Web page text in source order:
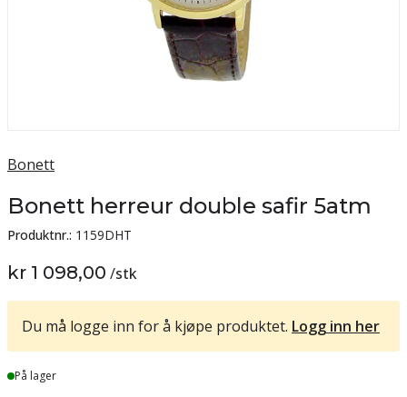
Bonett
Bonett herreur double safir 5atm
Produktnr.: 1159DHT
kr 1 098,00 /stk
Du må logge inn for å kjøpe produktet. Logg inn her
Lager
På lager